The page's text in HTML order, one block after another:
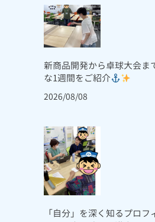
新商品開発から卓球大会ま
な1週間をご紹介
2026/08/08
「自分」を深く知るプロ